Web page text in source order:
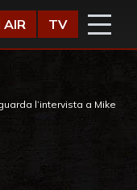
AIR TV
l’intervista a Mike